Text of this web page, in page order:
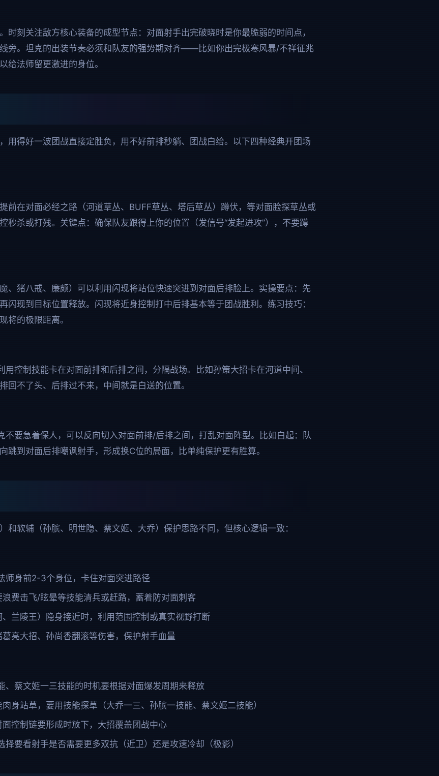
时刻关注敌方核心装备的成型节点：对面射手出完破晓时是你最脆弱的时间点，
旁。坦克的出装节奏必须和队友的强势期对齐——比如你出完极寒风暴/不祥征兆
给法师留更激进的身位。
用得好一波团战直接定胜负，用不好前排秒躺、团战白给。以下四种经典开团场
前在对面必经之路（河道草丛、BUFF草丛、塔后草丛）蹲伏，等对面脸探草丛或
秒杀或打残。关键点：确保队友跟得上你的位置（发信号“发起进攻”），不要蹲
、猪八戒、廉颇）可以利用闪现将站位快速突进到对面后排脸上。实操要点：先
闪现到目标位置释放。闪现将近身控制打中后排基本等于团战胜利。练习技巧：
将的极限距离。
控制技能卡在对面前排和后排之间，分隔战场。比如孙策大招卡在河道中间、
回不了头、后排过不来，中间就是白送的位置。
不要急着保人，可以反向切入对面前排/后排之间，打乱对面阵型。比如白起：队
跳到对面后排嘲讽射手，形成换C位的局面，比单纯保护更有胜算。
和软辅（孙膑、明世隐、蔡文姬、大乔）保护思路不同，但核心逻辑一致：
师身前2-3个身位，卡住对面突进路径
费击飞/眩晕等技能清兵或赶路，蓄着防对面刺客
兰陵王）隐身接近时，利用范围控制或真实视野打断
亮大招、孙尚香翻滚等伤害，保护射手血量
、蔡文姬一三技能的时机要根据对面爆发周期来释放
身站草，要用技能探草（大乔一三、孙膑一技能、蔡文姬二技能）
控制链要形成时放下，大招覆盖团战中心
要看射手是否需要更多双抗（近卫）还是攻速冷却（极影）